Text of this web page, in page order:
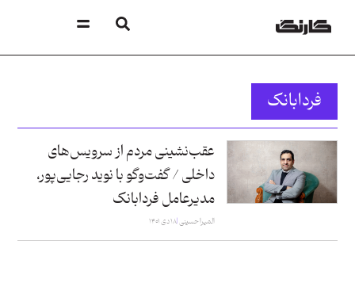
فردابانک
عقب‌نشینی مردم از سرویس‌های
داخلی / گفت‌و‌گو با نوید رجایی‌پور،
مدیرعامل فردابانک
المیرا حسینی ۱۸ دی ۱۴۰۱